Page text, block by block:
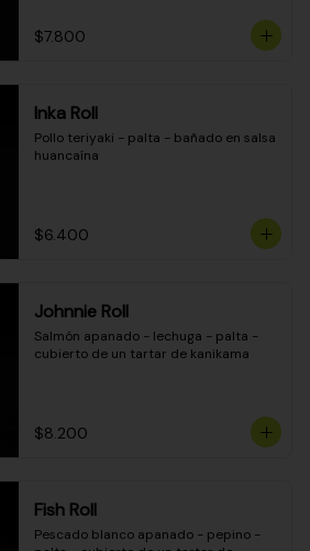
$7.800
Inka Roll
Pollo teriyaki - palta - bañado en salsa
huancaína
$6.400
Johnnie Roll
Salmón apanado - lechuga - palta -
cubierto de un tartar de kanikama
$8.200
Fish Roll
Pescado blanco apanado - pepino -